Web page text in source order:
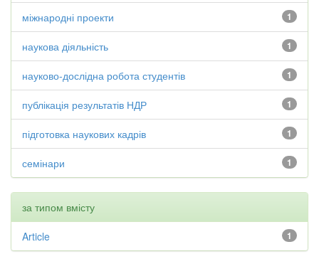
1
міжнародні проекти
1
наукова діяльність
1
науково-дослідна робота студентів
1
публікація результатів НДР
1
підготовка наукових кадрів
1
семінари
за типом вмісту
1
Article